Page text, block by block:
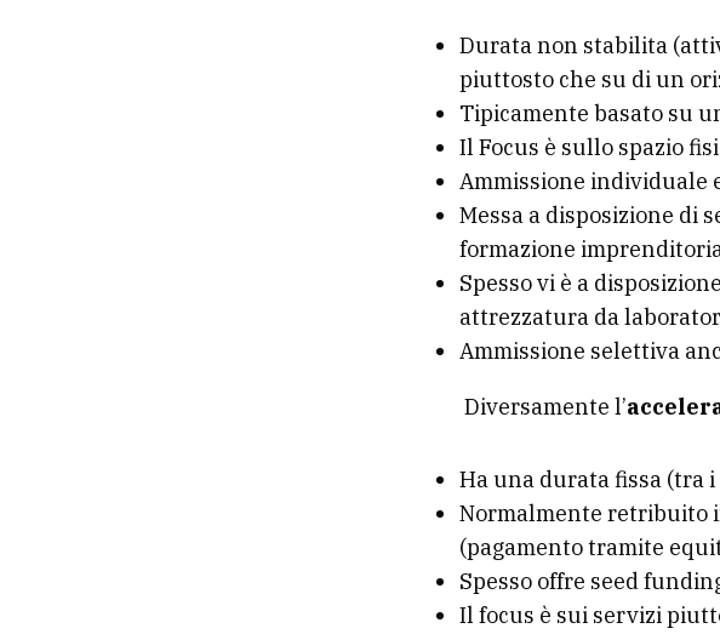
Durata non stabilita
piuttosto che su di un
Tipicamente basato su
Il Focus è sullo spazio
Ammissione individuale
Messa a disposizione di
formazione
Spesso vi è a
attrezzatura da
Ammissione selettiva
Diversamente l’
Ha una durata fissa (tra
Normalmente retribuito
(pagamento tramite
Spesso offre seed
Il focus è sui servizi